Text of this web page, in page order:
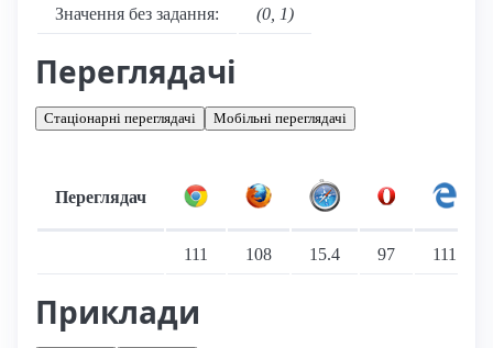
Значення без задання: (0, 1)
Переглядачі
Стаціонарні переглядачі Мобільні переглядачі
Переглядач
111 108 15.4 97 111
Приклади